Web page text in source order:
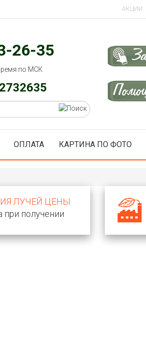
АКЦИИ
26-35
по МСК
ОПЛАТА КАРТИНА ПО ФОТО
ЛУЧЕЙ ЦЕНЫ
при получении